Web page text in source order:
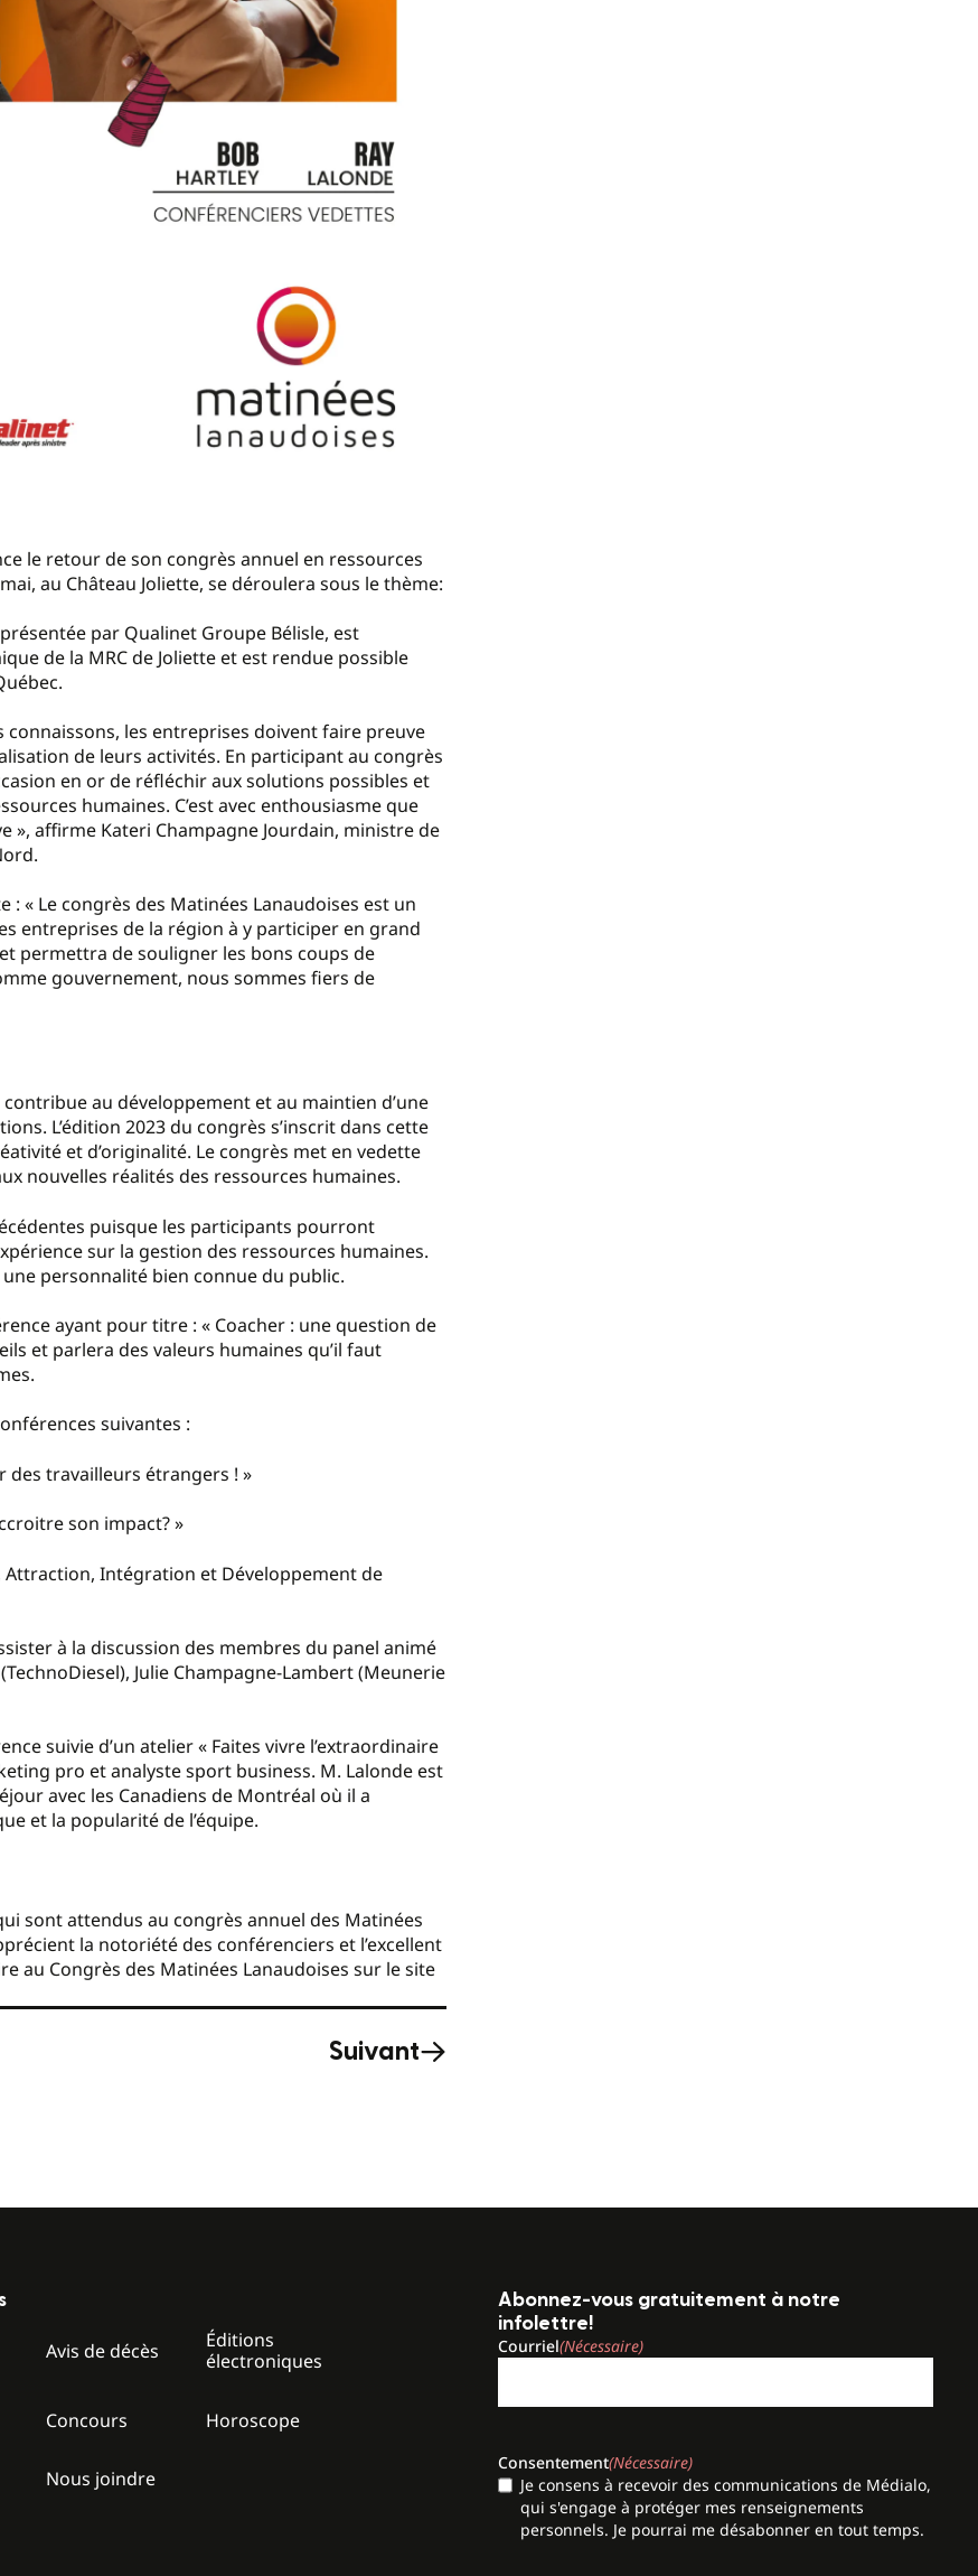
le retour de son congrès annuel en ressources
au Château Joliette, se déroulera sous le thème:
par Qualinet Groupe Bélisle, est
de la MRC de Joliette et est rendue possible
connaissons, les entreprises doivent faire preuve
de leurs activités. En participant au congrès
en or de réfléchir aux solutions possibles et
humaines. C’est avec enthousiasme que
», affirme Kateri Champagne Jourdain, ministre de
: « Le congrès des Matinées Lanaudoises est un
entreprises de la région à y participer en grand
permettra de souligner les bons coups de
gouvernement, nous sommes fiers de
au développement et au maintien d’une
L’édition 2023 du congrès s’inscrit dans cette
et d’originalité. Le congrès met en vedette
nouvelles réalités des ressources humaines.
puisque les participants pourront
sur la gestion des ressources humaines.
personnalité bien connue du public.
ayant pour titre : « Coacher : une question de
et parlera des valeurs humaines qu’il faut
suivantes :
des travailleurs étrangers ! »
son impact? »
Attraction, Intégration et Développement de
à la discussion des membres du panel animé
Julie Champagne-Lambert (Meunerie
suivie d’un atelier « Faites vivre l’extraordinaire
pro et analyste sport business. M. Lalonde est
avec les Canadiens de Montréal où il a
et la popularité de l’équipe.
sont attendus au congrès annuel des Matinées
la notoriété des conférenciers et l’excellent
au Congrès des Matinées Lanaudoises sur le site
Suivant
Avis de décès
Éditions
électroniques
Concours Horoscope
Nous joindre
Abonnez-vous gratuitement à notre
infolettre!
Courriel(Nécessaire)
Consentement(Nécessaire)
Je consens à recevoir des communications de Médialo,
qui s'engage à protéger mes renseignements
personnels. Je pourrai me désabonner en tout temps.